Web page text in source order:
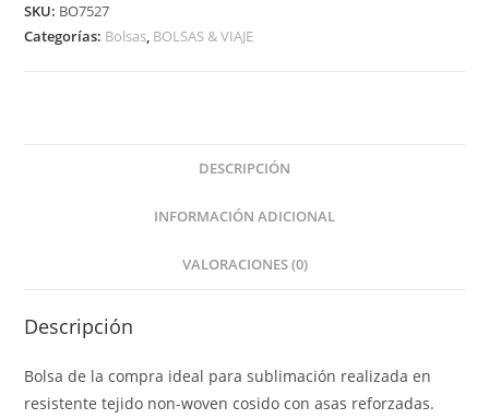
SKU: BO7527
Categorías: Bolsas, BOLSAS & VIAJE
DESCRIPCIÓN
INFORMACIÓN ADICIONAL
VALORACIONES (0)
Descripción
Bolsa de la compra ideal para sublimación realizada en
resistente tejido non-woven cosido con asas reforzadas.